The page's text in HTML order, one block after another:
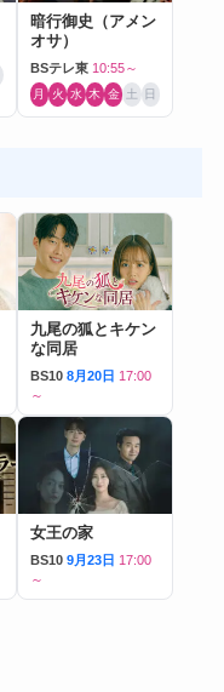
暗行御史（アメン
オサ）
BSテレ東 10:55～
月 火 水 木 金 土 日
九尾の狐とキケン
な同居
BS10 8月20日 17:00
～
女王の家
BS10 9月23日 17:00
～